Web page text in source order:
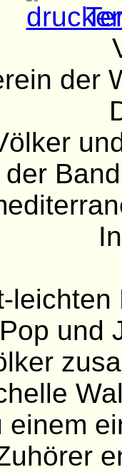
der
und
einem